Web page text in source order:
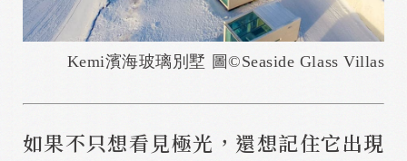
Kemi濱海玻璃別墅 圖©Seaside Glass Villas
如果不只想看見極光，還想記住它出現